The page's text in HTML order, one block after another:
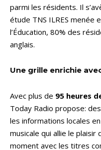
parmi les résidents. Il
étude TNS ILRES menée
l’Éducation, 80% des
anglais.
Une grille enrichie
Avec plus de 95 heures
Today Radio propose:
les informations locales
musicale qui allie le plaisir
moment avec les titres